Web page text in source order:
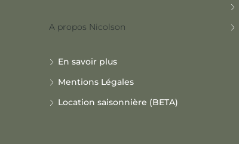
A propos Nicolson
En savoir plus
Mentions Légales
Location saisonnière (BETA)